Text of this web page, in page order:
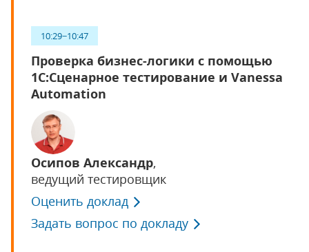
10:29−10:47
Проверка бизнес-логики с помощью
1С:Сценарное тестирование и Vanessa
Automation
Осипов Александр,
ведущий тестировщик
Оценить доклад
Задать вопрос по докладу